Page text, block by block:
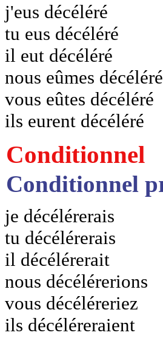
j'eus décéléré
tu eus décéléré
il eut décéléré
nous eûmes décéléré
vous eûtes décéléré
ils eurent décéléré
Conditionnel
Conditionnel
je décélérerais
tu décélérerais
il décélérerait
nous décélérerions
vous décéléreriez
ils décéléreraient